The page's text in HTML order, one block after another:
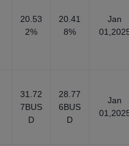
20.53
2%
20.41
8%
Jan
31.72
7BUS
D
28.77
6BUS
D
Jan